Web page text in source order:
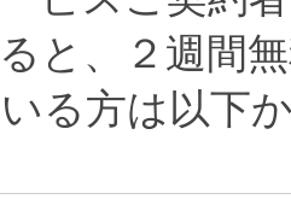
と、２週間
る方は以下